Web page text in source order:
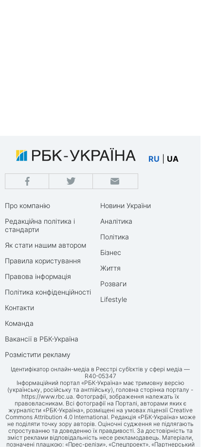
RU UA
Про компанію
Редакційна політика і
стандарти
Як стати нашим автором
Правила користування
Правова інформація
Політика конфіденційності
Контакти
Команда
Вакансії в РБК-Україна
Розмістити рекламу
Новини України
Аналітика
Політика
Бізнес
Життя
Розваги
Lifestyle
Ідентифікатор онлайн-медіа в Реєстрі суб’єктів у сфері медіа —
R40-05347
Інформаційний портал «РБК-Україна» має тримовну версію
(українську, російську та англійську), головна сторінка порталу -
https://www.rbc.ua. Фотографії, зображення належать їх
правовласникам. Всі фотографії на Порталі, авторами яких є
журналісти «РБК-Україна», розміщені на умовах ліцензії Creative
Commons Attribution 4.0 International. Редакція «РБК-Україна» може
не поділяти точку зору авторів. Оціночні судження не підлягають
спростуванню та доведенню їх правдивості. За достовірність та
зміст реклами відповідальність несе рекламодавець. Матеріали,
позначені плашкою: «Прес-релізи», «Спецпроект», «Партнерський